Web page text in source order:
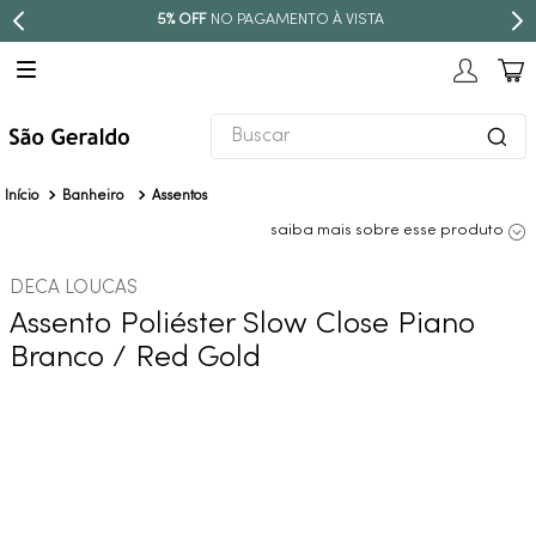
5% OFF NO PAGAMENTO À VISTA
Buscar
Banheiro Assentos
saiba mais sobre esse produto
DECA LOUCAS
Assento Poliéster Slow Close Piano
Branco / Red Gold
TERMOS MAIS BUSCADOS
deca acabamento registro
4º
torneira